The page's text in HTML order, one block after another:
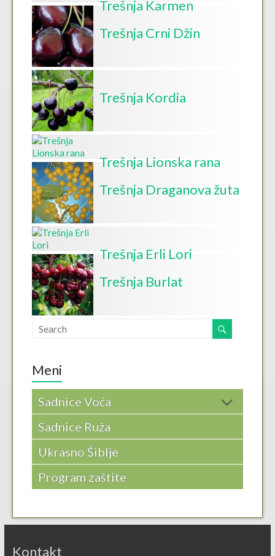
Trešnja Karmen
Trešnja Crni Džin
Trešnja Kordia
Trešnja Lionska rana
Trešnja Draganova žuta
Trešnja Erli Lori
Trešnja Burlat
Meni
Sadnice Voća
Sadnice Ruža
Ukrasno Šiblje
Program zaštite
Kontakt